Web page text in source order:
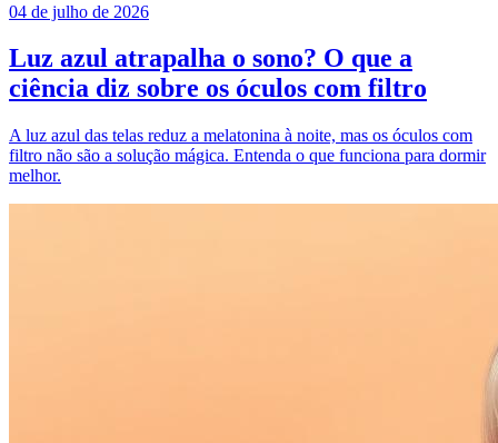
04 de julho de 2026
Luz azul atrapalha o sono? O que a
ciência diz sobre os óculos com filtro
A luz azul das telas reduz a melatonina à noite, mas os óculos com
filtro não são a solução mágica. Entenda o que funciona para dormir
melhor.